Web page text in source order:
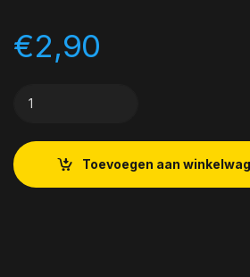
€2,90
Toevoegen aan